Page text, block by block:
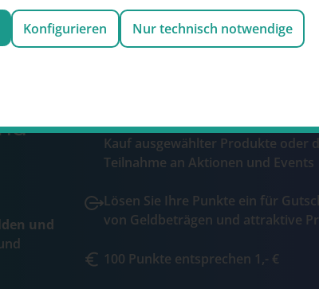
und
Sammeln Sie wertvolle Punkte
Kauf ausgewählter Produkte oder
Teilnahme an Aktionen und Events
Lösen Sie Ihre Punkte ein für
von Geldbeträgen und attraktive
100 Punkte entsprechen 1,- €
Konfigurieren Nur technisch notwendige